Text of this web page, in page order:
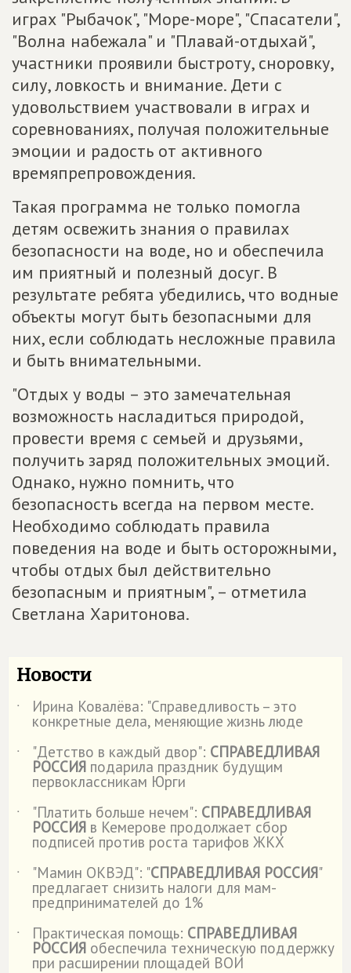
играх "Рыбачок", "Море-море", "Спасатели",
"Волна набежала" и "Плавай-отдыхай",
участники проявили быстроту, сноровку,
силу, ловкость и внимание. Дети с
удовольствием участвовали в играх и
соревнованиях, получая положительные
эмоции и радость от активного
времяпрепровождения.
Такая программа не только помогла
детям освежить знания о правилах
безопасности на воде, но и обеспечила
им приятный и полезный досуг. В
результате ребята убедились, что водные
объекты могут быть безопасными для
них, если соблюдать несложные правила
и быть внимательными.
"Отдых у воды – это замечательная
возможность насладиться природой,
провести время с семьей и друзьями,
получить заряд положительных эмоций.
Однако, нужно помнить, что
безопасность всегда на первом месте.
Необходимо соблюдать правила
поведения на воде и быть осторожными,
чтобы отдых был действительно
безопасным и приятным", – отметила
Светлана Харитонова.
Новости
˙ Ирина Ковалёва: "Справедливость – это
конкретные дела, меняющие жизнь люде
˙
"Детство в каждый двор": СПРАВЕДЛИВАЯ
РОССИЯ подарила праздник будущим
первоклассникам Юрги
˙
"Платить больше нечем": СПРАВЕДЛИВАЯ
РОССИЯ в Кемерове продолжает сбор
подписей против роста тарифов ЖКХ
˙
"Мамин ОКВЭД": "СПРАВЕДЛИВАЯ РОССИЯ"
предлагает снизить налоги для мам-
предпринимателей до 1%
˙
Практическая помощь: СПРАВЕДЛИВАЯ
РОССИЯ обеспечила техническую поддержку
при расширении площадей ВОИ